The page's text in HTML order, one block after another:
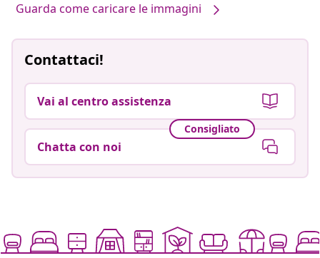
Guarda come caricare le immagini
Contattaci!
Vai al centro assistenza
Consigliato
Chatta con noi